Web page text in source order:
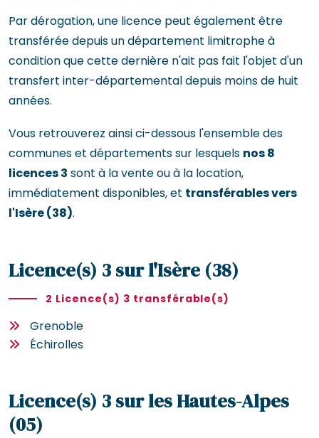
Par dérogation, une licence peut également être
transférée depuis un département limitrophe à
condition que cette dernière n'ait pas fait l'objet d'un
transfert inter-départemental depuis moins de huit
années.
Vous retrouverez ainsi ci-dessous l'ensemble des
communes et départements sur lesquels nos 8
licences 3 sont à la vente ou à la location,
immédiatement disponibles, et transférables vers
l'Isère (38).
Licence(s) 3 sur l'Isère (38)
2 Licence(s) 3 transférable(s)
Grenoble
Échirolles
Licence(s) 3 sur les Hautes-Alpes
(05)